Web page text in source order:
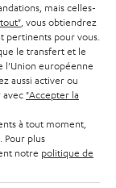
mais celles-
, vous obtiendrez
pertinents pour vous.
le transfert et le
l'Union européenne
aussi activer ou
"Accepter la
à tout moment,
Pour plus
notre politique de